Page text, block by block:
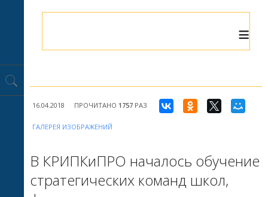
≡
16.04.2018 ПРОЧИТАНО 1757 РАЗ
ГАЛЕРЕЯ ИЗОБРАЖЕНИЙ
В КРИПКиПРО началось обучение
стратегических команд школ,